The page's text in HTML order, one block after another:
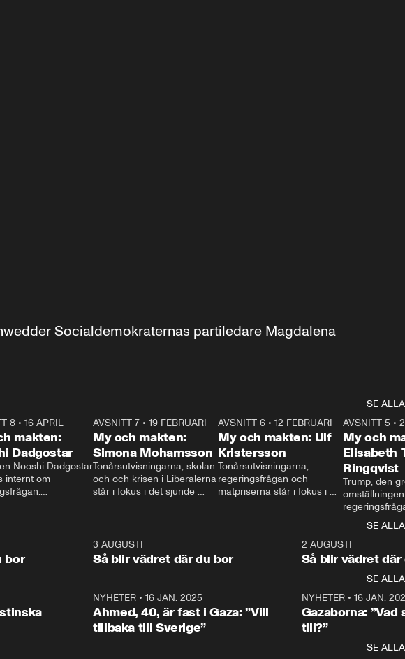
Socialdemokraternas partiledare Magdalena
SE ALLA
8• 16 APRIL
makten:
Dadgostar
Nooshi Dadgostar
internt om
upp i val. Ska vi
så sitter vi förstås
24:30
AVSNITT 7• 19 FEBRUARI
My och makten:
Simona Mohamsson
Tonårsutvisningarna, skolan
och och krisen i Liberalerna
står i fokus i det sjunde
kommentator My
Rohwedder ställer
utbildnings- och
Mohamsson till svars.
27:30
AVSNITT 6 •12 FEBRUARI
My och makten: Ulf
Kristersson
Tonårsutvisningarna,
regeringsfrågan och
matpriserna står i fokus i
Rohwedder ställer
statsminister Ulf Kristersson
AVSNITT 5 •
My och
Elisabeth
Ringqvist
Trump, den
centrum i
avsnittet av
Makten”. Se
Aftonbladets
Rohwedder
Thand Ring
SE ALLA
bor
3 AUGUSTI
Så blir vädret där du bor
2 AUGUSTI
Så blir vädret där
SE ALLA
NYHETER• 16 JAN. 2025
Ahmed, 40, är fast i Gaza: ”Vill
tillbaka till Sverige”
NYHETER• 16 JAN.
Gazaborna:
till?”
SE ALLA